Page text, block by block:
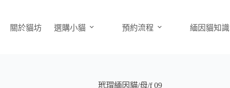
關於貓坊 選購小貓 預約流程 緬因貓知識
玳瑁緬因貓/母/f 09